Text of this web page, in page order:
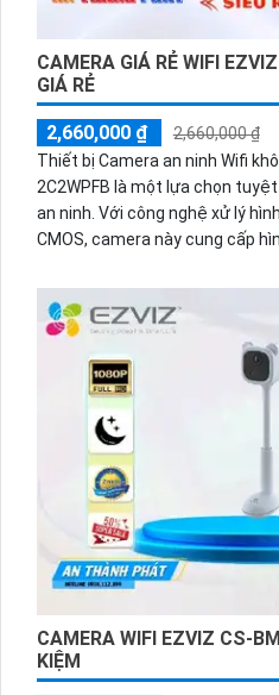
CAMERA GIÁ RẺ WIFI
GIÁ RẺ
2,660,000 ₫
2,660,000 ₫
Thiết bị Camera an ninh Wifi
2C2WPFB là một lựa chọn
an ninh. Với công nghệ xử lý
CMOS, camera này cung cấp
biệt, camera được tích hợp
kiệm chi phí cho hệ thống lớn
2.0MP. Bên cạnh đó, thiết bị
nghệ nhìn đêm chất lượng Hồng
CAMERA WIFI EZVIZ CS-
KIỆM